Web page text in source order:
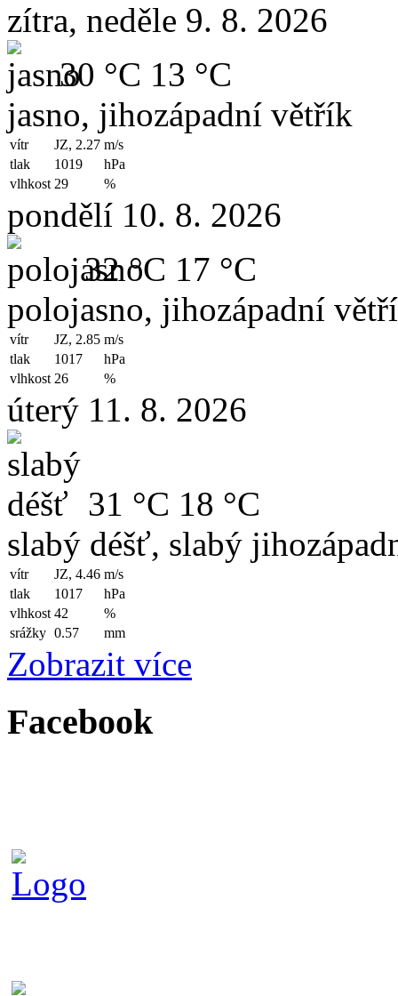
zítra, neděle 9. 8. 2026
30 °C 13 °C
jasno, jihozápadní větřík
vítr JZ, 2.27 m/s
tlak
1019
hPa
vlhkost 29 %
pondělí 10. 8. 2026
32 °C 17 °C
polojasno, jihozápadní
vítr JZ, 2.85 m/s
tlak
1017
hPa
vlhkost 26 %
úterý 11. 8. 2026
31 °C 18 °C
slabý déšť, slabý
vítr JZ, 4.46 m/s
tlak
1017
hPa
vlhkost 42
%
srážky 0.57 mm
Zobrazit více
Facebook